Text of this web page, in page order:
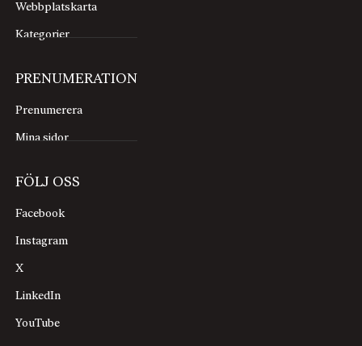
Webbplatskarta
Kategorier
PRENUMERATION
Prenumerera
Mina sidor
FÖLJ OSS
Facebook
Instagram
X
LinkedIn
YouTube